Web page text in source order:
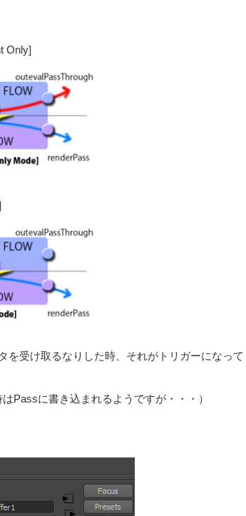
Only]
を受け取るなりした時、それがトリガーになって
Passに書き込まれるようですが・・・）